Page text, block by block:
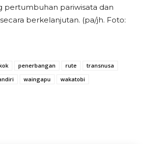
pertumbuhan pariwisata dan
berkelanjutan. (pa/jh. Foto:
penerbangan rute
transnusa
waingapu wakatobi